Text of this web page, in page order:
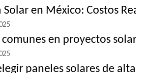
Solar en México: Costos
comunes en proyectos
paneles solares de alta